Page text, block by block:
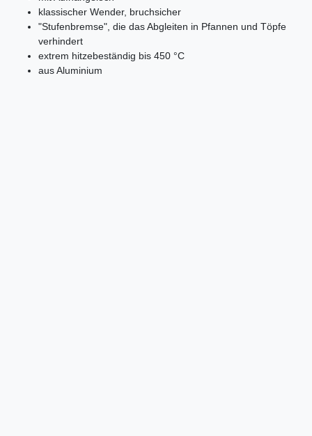
klassischer Wender, bruchsicher
"Stufenbremse", die das Abgleiten in Pfannen und Töpfe
verhindert
extrem hitzebeständig bis 450 °C
aus Aluminium